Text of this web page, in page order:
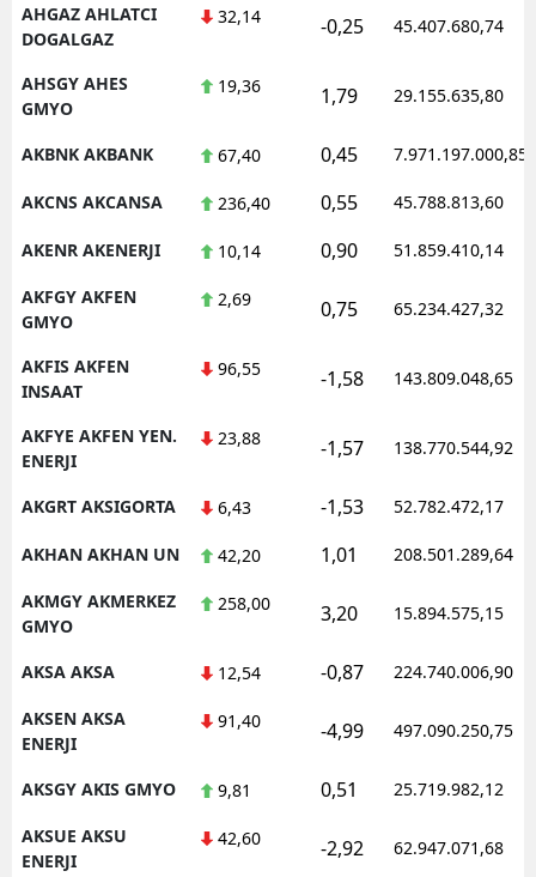
AHGAZ AHLATCI
DOGALGAZ
32,14 -0,25 45.407.680,74
AHSGY AHES
GMYO
19,36 1,79 29.155.635,80
AKBNK AKBANK 67,40 0,45 7.971.197.000,85
AKCNS AKCANSA 236,40 0,55 45.788.813,60
AKENR AKENERJI 10,14 0,90 51.859.410,14
AKFGY AKFEN
GMYO
2,69 0,75 65.234.427,32
AKFIS AKFEN
INSAAT
96,55 -1,58 143.809.048,65
AKFYE AKFEN YEN.
ENERJI
23,88 -1,57 138.770.544,92
AKGRT AKSIGORTA 6,43 -1,53 52.782.472,17
AKHAN AKHAN UN 42,20 1,01 208.501.289,64
AKMGY AKMERKEZ
GMYO
258,00 3,20 15.894.575,15
AKSA AKSA 12,54 -0,87 224.740.006,90
AKSEN AKSA
ENERJI
91,40 -4,99 497.090.250,75
AKSGY AKIS GMYO 9,81 0,51 25.719.982,12
AKSUE AKSU
ENERJI
42,60 -2,92 62.947.071,68